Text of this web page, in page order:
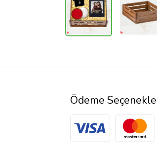
Ödeme